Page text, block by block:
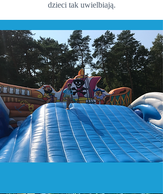
dzieci tak uwielbiają.